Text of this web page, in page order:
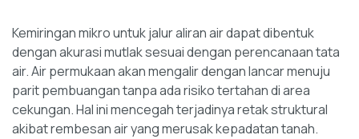
Kemiringan mikro untuk jalur aliran air dapat dibentuk
dengan akurasi mutlak sesuai dengan perencanaan tata
air. Air permukaan akan mengalir dengan lancar menuju
parit pembuangan tanpa ada risiko tertahan di area
cekungan. Hal ini mencegah terjadinya retak struktural
akibat rembesan air yang merusak kepadatan tanah.